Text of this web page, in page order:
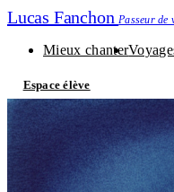
Lucas Fanchon Passeur de
Mieux chanter
Espace élève